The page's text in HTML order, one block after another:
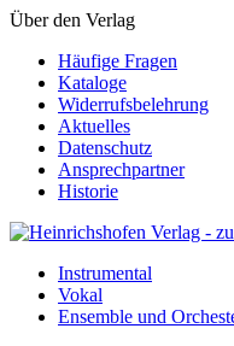
Über den Verlag
Häufige Fragen
Kataloge
Widerrufsbelehrung
Aktuelles
Datenschutz
Ansprechpartner
Historie
Instrumental
Vokal
Ensemble und